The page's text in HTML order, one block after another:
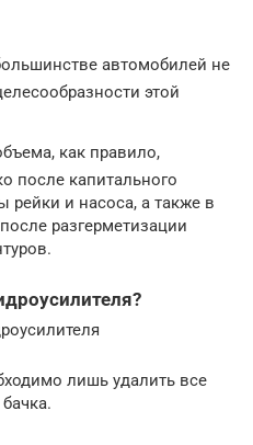
автомобилей не
этой
как правило,
после капитального
рейки и насоса, а также в
разгерметизации
лишь удалить все